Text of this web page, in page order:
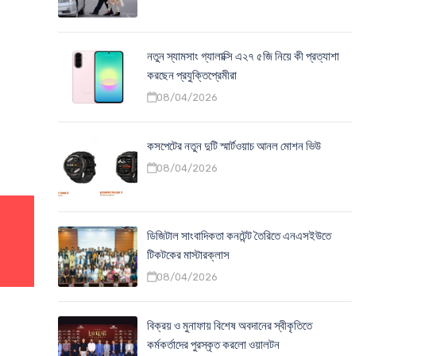
নতুন স্যামসাং গ্যালাক্সি এ২৭ ৫জি নিয়ে কী প্রত্যাশা
করছেন প্রযুক্তিপ্রেমীরা
08/04/2026
কসপেটের নতুন দুটি স্মার্টওয়াচ আনল মোশন ভিউ
08/04/2026
ডিজিটাল সাংবাদিকতা কনটেন্ট তৈরিতে এনএসইউতে
টিকটকের মাস্টারক্লাস
08/04/2026
বিক্রয় ও মুনাফায় বিশেষ অবদানের স্বীকৃতিতে
কর্মকর্তাদের পুরস্কৃত করলো ওয়ালটন